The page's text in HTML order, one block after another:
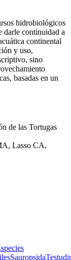
hidrobiológicos
darle continuidad a
continental
y uso,
sino
basadas en un
de las Tortugas
Lasso CA,
Sauropsida